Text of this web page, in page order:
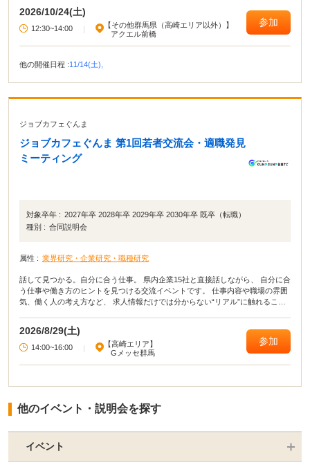
2026/10/24(土)
12:30~14:00 |
【その他群馬県（高崎エリア以外）】
アクエル前橋
参加
他の開催日程 :11/14(土),
ジョブカフェぐんま
ジョブカフェぐんま 第1回若者交流会・適職発見
ミーティング
対象卒年 : 2027年卒 2028年卒 2029年卒 2030年卒 既卒（転職）
種別 : 合同説明会
属性 : 業界研究・企業研究・職種研究
話して見つかる。自分に合う仕事。 県内企業15社と直接話しながら、 自分に合
う仕事や働き方のヒントを見つける交流イベントです。 仕事内容や職場の雰囲
気、働く人の考え方など、 求人情報だけでは分からない“リアル”に触れること
いろな仕事を見てみたい」 そんな方におすすめです。
2026/8/29(土)
14:00~16:00 |
【高崎エリア】
Gメッセ群馬
参加
他のイベント・説明会を探す
イベント